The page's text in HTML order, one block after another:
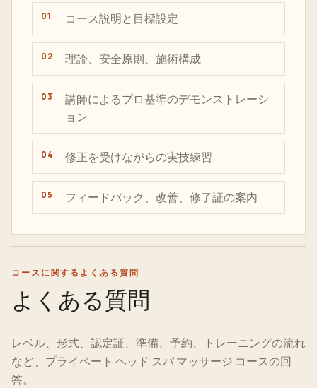
コース説明と目標設定
理論、安全原則、施術構成
講師によるプロ基準のデモンストレーシ
ョン
修正を受けながらの実技練習
フィードバック、改善、修了証の案内
コースに関するよくある質問
よくある質問
レベル、形式、認定証、準備、予約、トレーニングの流れ
など、プライベート ヘッド スパ マッサージ コースの回
答。